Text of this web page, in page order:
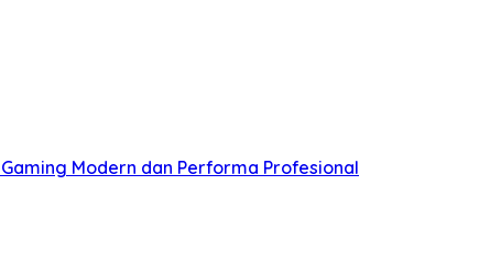
Modern dan Performa Profesional